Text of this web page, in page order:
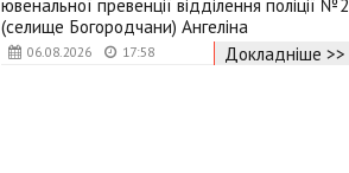
06.08.2026 17:58
ювенальної превенції відділення поліції №2
(селище Богородчани) Ангеліна
Докладніше >>